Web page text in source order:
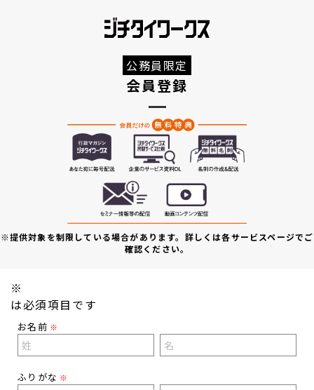
公務員限定
会員登録
※提供対象を制限している場合があります。詳しくは各サービスページでご
確認ください。
※
は必須項目です
お名前 ※
ふりがな ※